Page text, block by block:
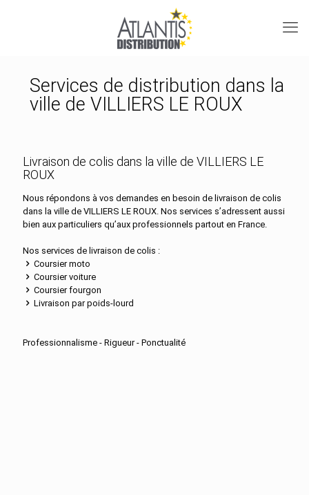
Services de distribution dans la
ville de VILLIERS LE ROUX
Livraison de colis dans la ville de VILLIERS LE
ROUX
Nous répondons à vos demandes en besoin de livraison de colis
dans la ville de VILLIERS LE ROUX. Nos services s’adressent aussi
bien aux particuliers qu’aux professionnels partout en France.
Nos services de livraison de colis :
Coursier moto
Coursier voiture
Coursier fourgon
Livraison par poids-lourd
Professionnalisme - Rigueur - Ponctualité